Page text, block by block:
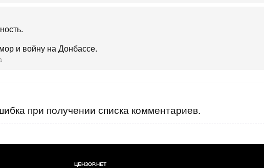
и войну на Донбассе.
при получении списка комментариев.
ЦЕНЗОР.НЕТ